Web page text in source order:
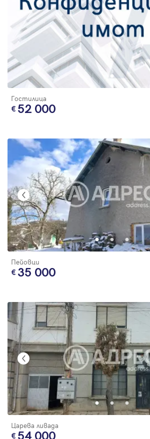
Гостилица
52 000
Пейовци
35 000
Царева ливада